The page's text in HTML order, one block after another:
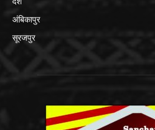
अंबिकापुर
सूरजपुर